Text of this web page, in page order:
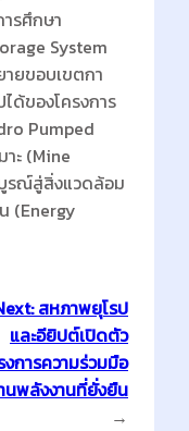
รศึกษา
System
ายขอบเขตกา
ด้ของโครงการ
Pumped
ะ (Mine
รณ์สู่สิ่งแวดล้อม
(Energy
สหภาพยุโรป
และอียิปต์เปิดตัว
งการความร่วมมือ
นพลังงานที่ยั่งยืน
→